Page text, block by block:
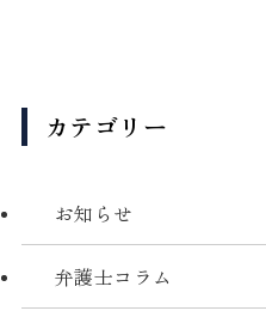
カテゴリー
お知らせ
弁護士コラム